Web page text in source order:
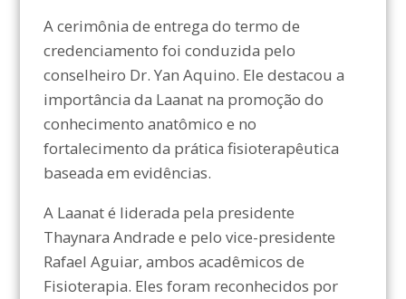
A cerimônia de entrega do termo de
credenciamento foi conduzida pelo
conselheiro Dr. Yan Aquino. Ele destacou a
importância da Laanat na promoção do
conhecimento anatômico e no
fortalecimento da prática fisioterapêutica
baseada em evidências.
A Laanat é liderada pela presidente
Thaynara Andrade e pelo vice-presidente
Rafael Aguiar, ambos acadêmicos de
Fisioterapia. Eles foram reconhecidos por